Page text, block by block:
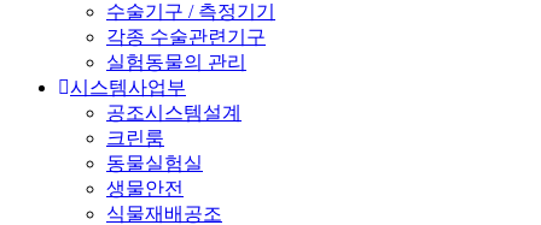
수술기구 / 측정기기
각종 수술관련기구
실험동물의 관리
시스템사업부
공조시스템설계
크린룸
동물실험실
생물안전
식물재배공조